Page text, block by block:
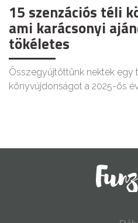
15 szenzációs téli
ami karácsonyi
tökéletes
Összegyűjtöttünk nektek egy
könyvújdonságot a 2025-ös